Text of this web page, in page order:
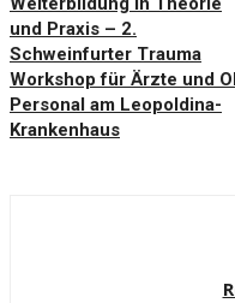
und Praxis – 2.
Schweinfurter Trauma
Workshop für Ärzte und
Personal am Leopoldina-
Krankenhaus